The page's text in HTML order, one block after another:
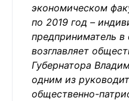
экономическом
по 2019 год –
предприниматель в
возглавляет
Губернатора
одним из
общественно-